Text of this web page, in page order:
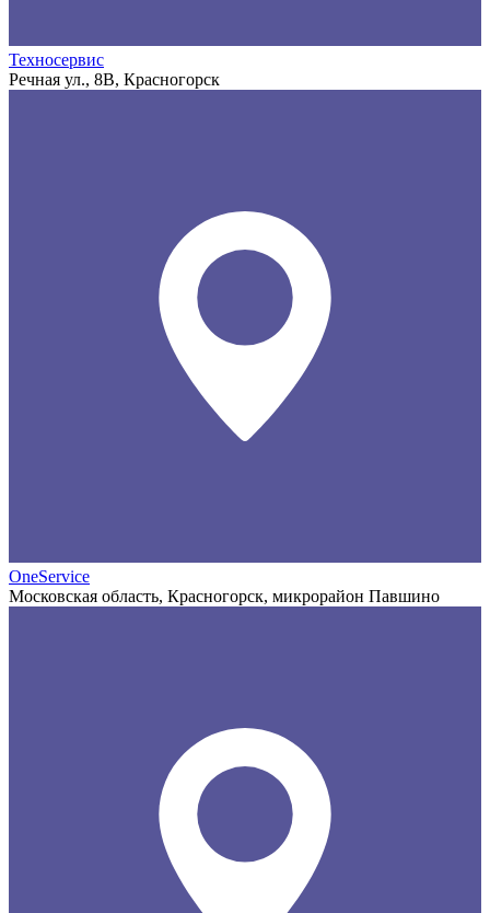
Техносервис
Речная ул., 8В, Красногорск
OneService
Московская область, Красногорск, микрорайон Павшино